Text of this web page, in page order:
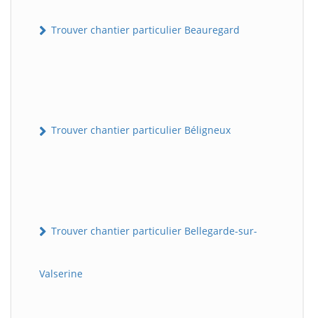
Trouver chantier particulier Beauregard
Trouver chantier particulier Béligneux
Trouver chantier particulier Bellegarde-sur-
Valserine